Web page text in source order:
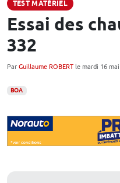
TEST MATÉRIEL
Essai des
332
Par Guillaume ROBERT le mardi 16
BOA